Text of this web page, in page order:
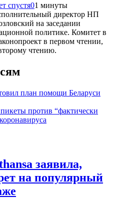
спустя01 минуты
директор НП
на заседании
политике. Комитет в
в первом чтении,
чтению.
план помощи Беларуси
против “фактически
заявила,
на популярный